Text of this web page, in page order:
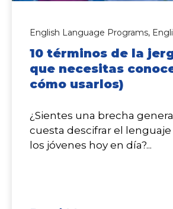
English Language Programs,
10 términos de la
que necesitas
cómo usarlos)
¿Sientes una brecha
cuesta descifrar el
los jóvenes hoy en día?...